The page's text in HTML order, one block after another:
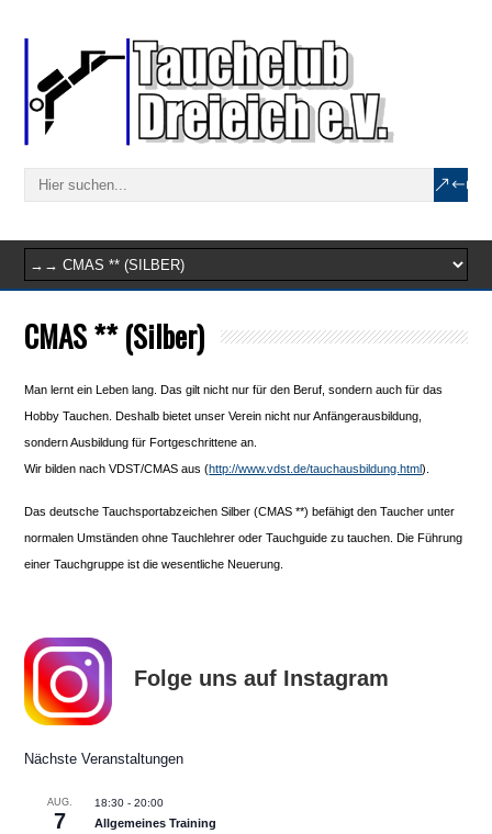
CMAS ** (Silber)
Man lernt ein Leben lang. Das gilt nicht nur für den Beruf, sondern auch für das
Hobby Tauchen. Deshalb bietet unser Verein nicht nur Anfängerausbildung,
sondern Ausbildung für Fortgeschrittene an.
Wir bilden nach VDST/CMAS aus (http://www.vdst.de/tauchausbildung.html).
Das deutsche Tauchsportabzeichen Silber (CMAS **) befähigt den Taucher unter
normalen Umständen ohne Tauchlehrer oder Tauchguide zu tauchen. Die Führung
einer Tauchgruppe ist die wesentliche Neuerung.
Folge uns auf Instagram
Nächste Veranstaltungen
AUG.
7
18:30 -20:00
Allgemeines Training